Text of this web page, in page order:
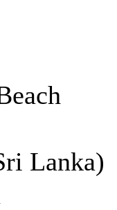
Lanka)